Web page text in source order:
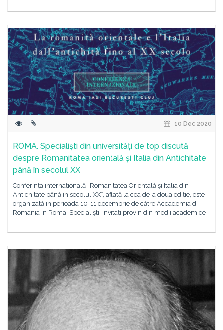
10 Dec 2020
ROMA. Specialiști din universități de top discută
despre Romanitatea orientală și Italia din Antichitate
până în secolul XX
Conferința internațională „Romanitatea Orientală și Italia din
Antichitate până în secolul XX”, aflată la cea de-a doua ediție, este
organizată în perioada 10-11 decembrie de către Accademia di
Romania in Roma. Specialiștii invitați provin din medii academice